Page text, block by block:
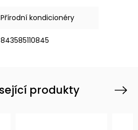
Přírodní kondicionéry
843585110845
produkty Next